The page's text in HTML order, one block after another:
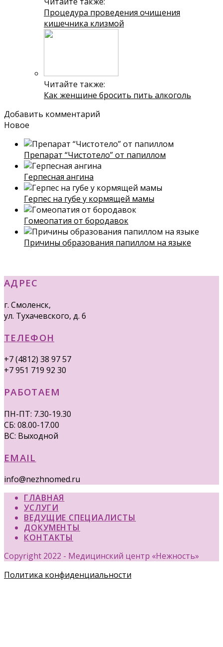
Процедура проведения очищения
кишечника клизмой
Читайте также:
Как женщине бросить пить алкоголь
Добавить комментарий
Новое
Препарат “Чистотело” от папиллом
Герпесная ангина
Герпес на губе у кормящей мамы
Гомеопатия от бородавок
Причины образования папиллом на языке
АДРЕС
г. Смоленск,
ул. Тухачевского, д. 6
ТЕЛЕФОН
+7 (4812) 38 97 57
+7 951 719 92 30
РАБОТАЕМ
ПН-ПТ: 7.30-19.30
СБ: 08.00-17.00
ВС: Выходной
EMAIL
info@nezhnomed.ru
ГЛАВНАЯ
УСЛУГИ
ВЕДУЩИЕ СПЕЦИАЛИСТЫ
ДОКУМЕНТЫ
КОНТАКТЫ
Copyright 2022 - Медицинский центр «Нежность»
Политика конфиденциальности